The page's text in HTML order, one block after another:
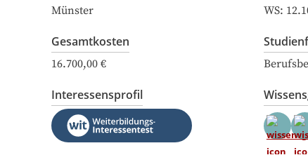
Münster WS:
Gesamtkosten
16.700,00 €
Interessensprofil